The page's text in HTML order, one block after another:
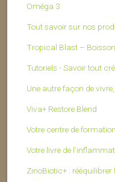
Oméga 3
Tout savoir sur nos
Tropical Blast –
Tutoriels - Savoir tout
Une autre façon de
Viva+ Restore Blend
Votre centre de formation
Votre livre de
ZinoBiotic+ :